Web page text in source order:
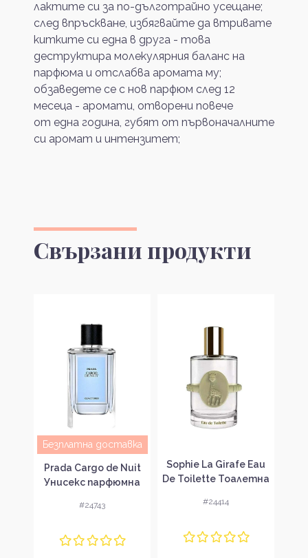
лактите си за по-дълготрайно усещане;
след впръскване, избягвайте да втривате
китките си една в друга - това
деструктира молекулярния баланс на
парфюма и отслабва аромата му;
обзаведете се с нов парфюм след 12
месеца - аромати, отворени повече
от една година, губят от първоначалните
си аромат и интензитет;
Свързани продукти
Безплатна доставка
Prada Cargo de Nuit
Унисекс парфюмна
EDP
#24743
Sophie La Girafe Eau
De Toilette Тоалетна
опаковка EDT
#24414